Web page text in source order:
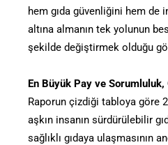
hem gıda güvenliğini hem de
altına almanın tek yolunun
şekilde değiştirmek olduğu
En Büyük Pay ve
Raporun çizdiği tabloya göre
aşkın insanın sürdürülebilir
sağlıklı gıdaya ulaşmasının